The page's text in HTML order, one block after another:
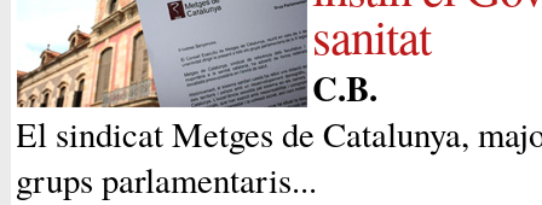
sanitat
C.B.
El sindicat Metges de Catalunya,
grups parlamentaris...